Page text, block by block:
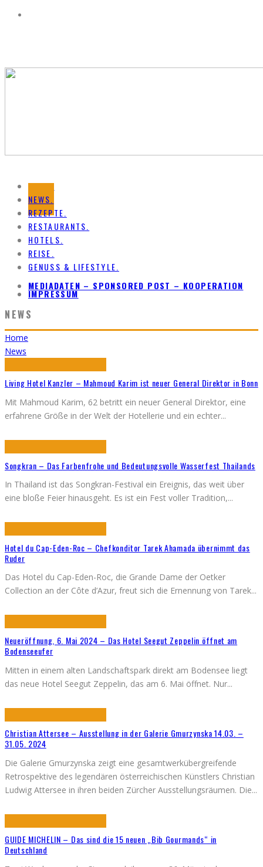
HOME.
NEWS.
REZEPTE.
RESTAURANTS.
HOTELS.
REISE.
GENUSS & LIFESTYLE.
MEDIADATEN – SPONSORED POST – KOOPERATION
IMPRESSUM
NEWS
Home
News
Living Hotel Kanzler – Mahmoud Karim ist neuer General Direktor in Bonn
Mit Mahmoud Karim, 62 betritt ein neuer General Direktor, eine
erfahrene Größe in der Welt der Hotellerie und ein echter...
Songkran – Das Farbenfrohe und Bedeutungsvolle Wasserfest Thailands
In Thailand ist das Songkran-Festival ein Ereignis, das weit über
eine bloße Feier hinausgeht. Es ist ein Fest voller Tradition,...
Hotel du Cap-Eden-Roc – Chefkonditor Tarek Ahamada übernimmt das
Ruder
Das Hotel du Cap-Eden-Roc, die Grande Dame der Oetker
Collection an der Côte d’Azur, freut sich die Ernennung von Tarek...
Neueröffnung, 6. Mai 2024 – Das Hotel Seegut Zeppelin öffnet am
Bodenseeufer
Mitten in einem alten Landschaftspark direkt am Bodensee liegt
das neue Hotel Seegut Zeppelin, das am 6. Mai öffnet. Nur...
Christian Attersee – Ausstellung in der Galerie Gmurzynska 14.03. –
31.05. 2024
Die Galerie Gmurzynska zeigt eine gesamtwerkübergreifende
Retrospektive des legendären österreichischen Künstlers Christian
Ludwig Attersee in ihren beiden Zürcher Ausstellungsräumen. Die...
GUIDE MICHELIN – Das sind die 15 neuen „Bib Gourmands“ in
Deutschland